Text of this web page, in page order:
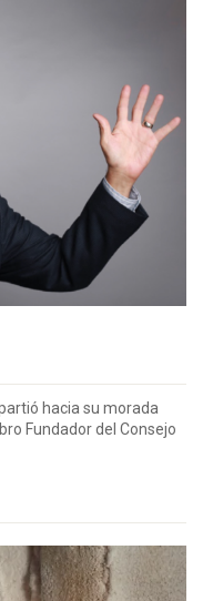
hacia su morada
Fundador del Consejo